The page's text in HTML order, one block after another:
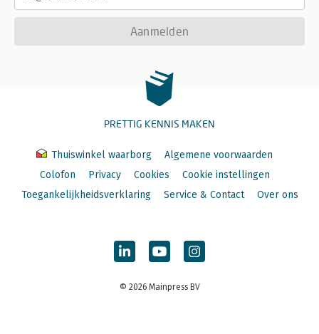
Aanmelden
PRETTIG KENNIS MAKEN
Thuiswinkel waarborg
Algemene voorwaarden
Colofon
Privacy Cookies
Cookie instellingen
Toegankelijkheidsverklaring
Service & Contact Over ons
© 2026 Mainpress BV